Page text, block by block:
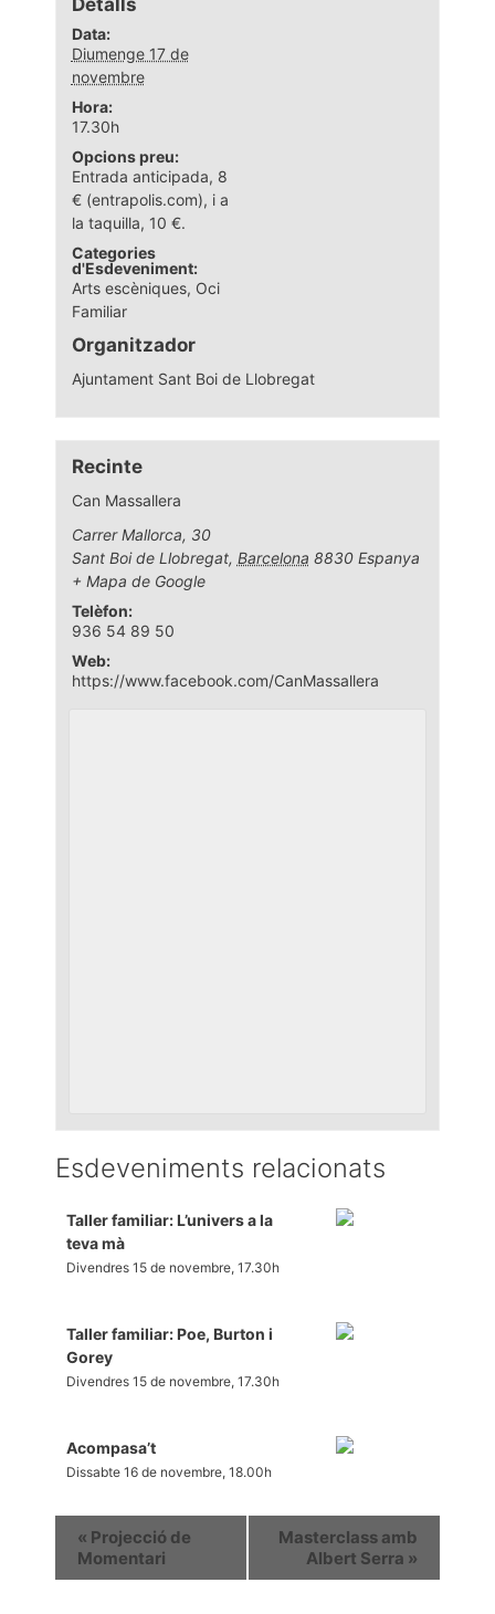
Data:
Diumenge 17 de
novembre
Hora:
17.30h
Opcions preu:
Entrada anticipada, 8
€ (entrapolis.com), i a
la taquilla, 10 €.
Categories
d'Esdeveniment:
Arts escèniques, Oci
Familiar
Organitzador
Ajuntament Sant Boi de Llobregat
Recinte
Can Massallera
Carrer Mallorca, 30
Sant Boi de Llobregat, Barcelona 8830 Espanya
+ Mapa de Google
Telèfon:
936 54 89 50
Web:
https://www.facebook.com/CanMassallera
Esdeveniments relacionats
Taller familiar: L’univers a la
teva mà
Divendres 15 de novembre, 17.30h
Taller familiar: Poe, Burton i
Gorey
Divendres 15 de novembre, 17.30h
Acompasa’t
Dissabte 16 de novembre, 18.00h
« Projecció de
Momentari
Masterclass amb
Albert Serra »